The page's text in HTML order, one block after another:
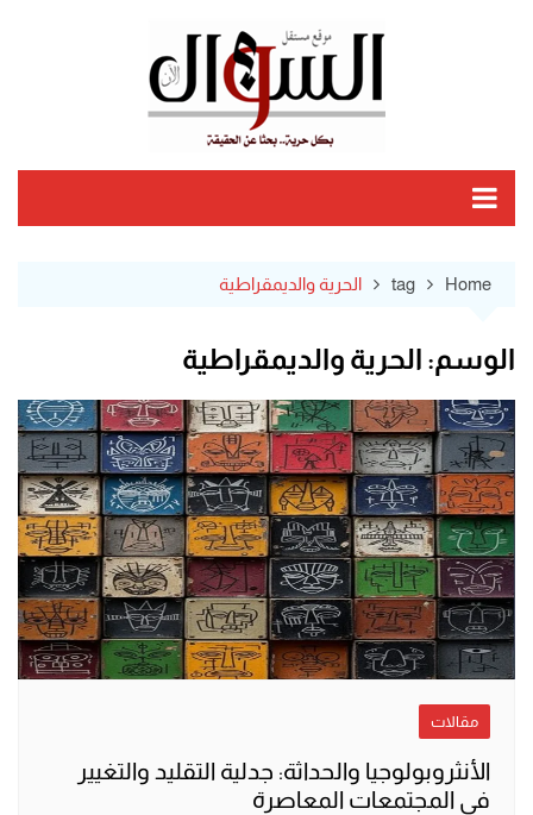
Home
tag الحرية والديمقراطية
الوسم: الحرية والديمقراطية
مقالات
الأنثروبولوجيا والحداثة: جدلية التقليد والتغيير
في المجتمعات المعاصرة